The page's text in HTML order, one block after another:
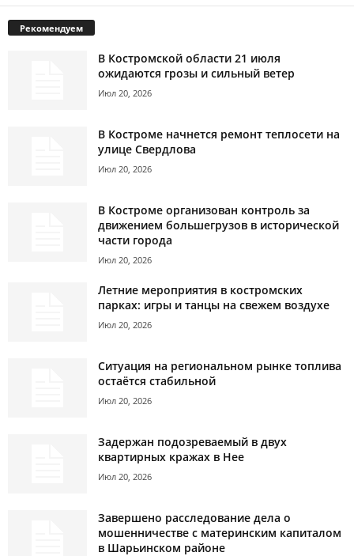
Рекомендуем
В Костромской области 21 июля
ожидаются грозы и сильный ветер
Июл 20, 2026
В Костроме начнется ремонт теплосети на
улице Свердлова
Июл 20, 2026
В Костроме организован контроль за
движением большегрузов в исторической
части города
Июл 20, 2026
Летние мероприятия в костромских
парках: игры и танцы на свежем воздухе
Июл 20, 2026
Ситуация на региональном рынке топлива
остаётся стабильной
Июл 20, 2026
Задержан подозреваемый в двух
квартирных кражах в Нее
Июл 20, 2026
Завершено расследование дела о
мошенничестве с материнским капиталом
в Шарьинском районе